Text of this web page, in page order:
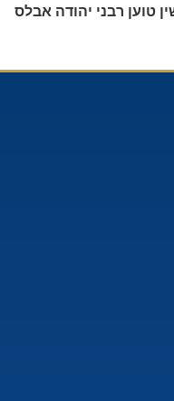
טוען רבני יהודה אבלס